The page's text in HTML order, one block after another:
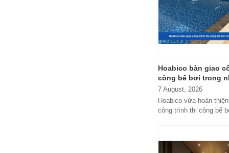
Hoabico bàn giao
công bể bơi trong
The Manor
7 August, 2026
Hoabico vừa hoàn
công trình thi công bể